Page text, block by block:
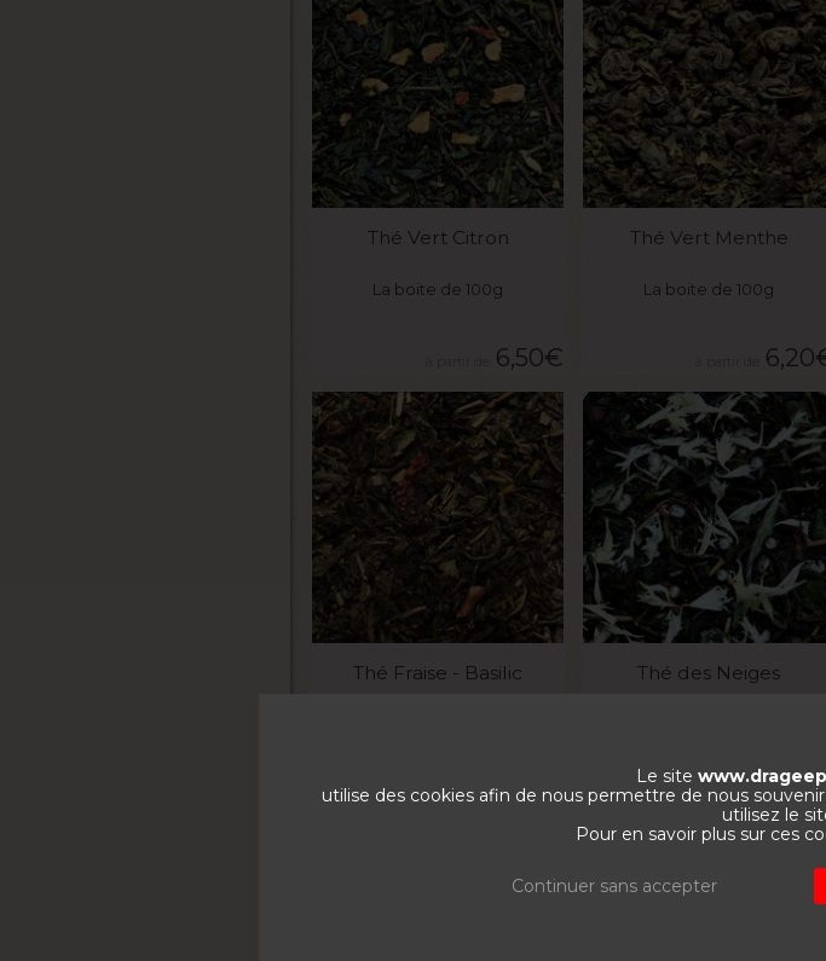
Thé Vert Citron
La boite de 100g
6,50€
VOIR LE PRODUIT
Thé Vert Menthe
La boite de 100g
6,20
VOIR LE PRODUIT
Thé Fraise - Basilic
7,50€
VOIR LE PRODUIT
Thé des Neiges
6,50
VOIR LE PRODUIT
Le site
utilise des cookies afin de nous permettre de nous
utilisez le
Pour en savoir plus sur ces
Continuer sans accepter